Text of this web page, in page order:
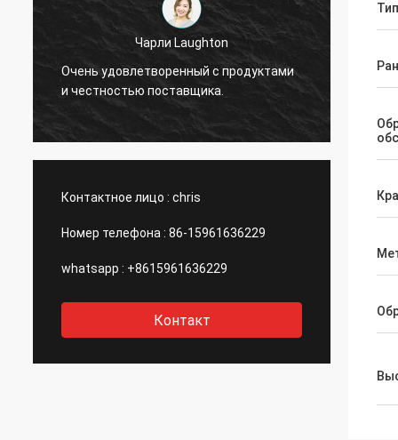
Чарли Laughton
Очень удовлетворенный с продуктами
и честностью поставщика.
даже
Контактное лицо : chris
Номер телефона : 86-15961636229
whatsapp : +8615961636229
Контакт
Тип